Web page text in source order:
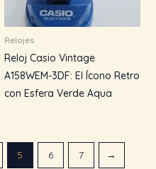
Relojes
Reloj Casio Vintage
A158WEM-3DF: El Ícono Retro
con Esfera Verde Aqua
5 6 7 →